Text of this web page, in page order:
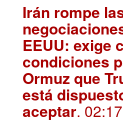
Irán rompe
EEUU: exige
condiciones
Ormuz que
está
aceptar. 02:17